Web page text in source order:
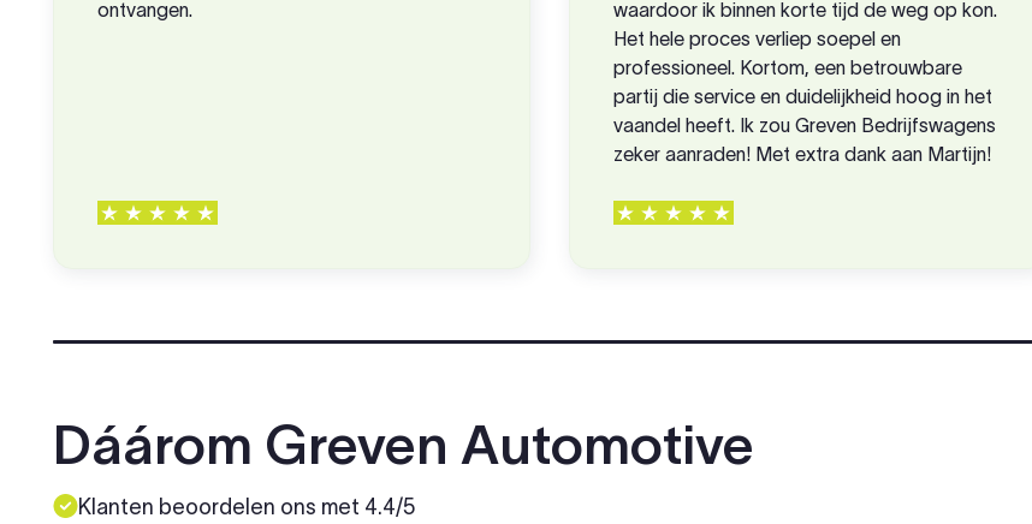
ontvangen.
waardoor ik binnen korte tijd de weg op kon.
Het hele proces verliep soepel en
professioneel. Kortom, een betrouwbare
partij die service en duidelijkheid hoog in het
vaandel heeft. Ik zou Greven Bedrijfswagens
zeker aanraden! Met extra dank aan Martijn!
Dáárom Greven Automotive
Klanten beoordelen ons met 4.4/5